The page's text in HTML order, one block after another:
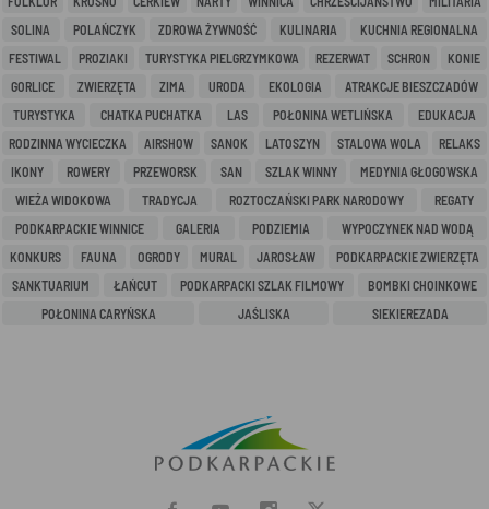
SOLINA
POLAŃCZYK ZDROWA ŻYWNOŚĆ KULINARIA
KUCHNIA REGIONALNA
FESTIWAL
PROZIAKI TURYSTYKA PIELGRZYMKOWA REZERWAT SCHRON
KONIE
GORLICE
ZWIERZĘTA ZIMA URODA EKOLOGIA
ATRAKCJE BIESZCZADÓW
TURYSTYKA
CHATKA PUCHATKA LAS POŁONINA WETLIŃSKA
EDUKACJA
RODZINNA WYCIECZKA
AIRSHOW SANOK LATOSZYN STALOWA WOLA
RELAKS
IKONY
ROWERY PRZEWORSK SAN SZLAK WINNY
MEDYNIA GŁOGOWSKA
WIEŻA WIDOKOWA
TRADYCJA ROZTOCZAŃSKI PARK NARODOWY
REGATY
PODKARPACKIE WINNICE
GALERIA PODZIEMIA
WYPOCZYNEK NAD WODĄ
KONKURS
FAUNA OGRODY MURAL JAROSŁAW
PODKARPACKIE ZWIERZĘTA
SANKTUARIUM
ŁAŃCUT PODKARPACKI SZLAK FILMOWY
BOMBKI CHOINKOWE
POŁONINA CARYŃSKA
JAŚLISKA SIEKIEREZADA